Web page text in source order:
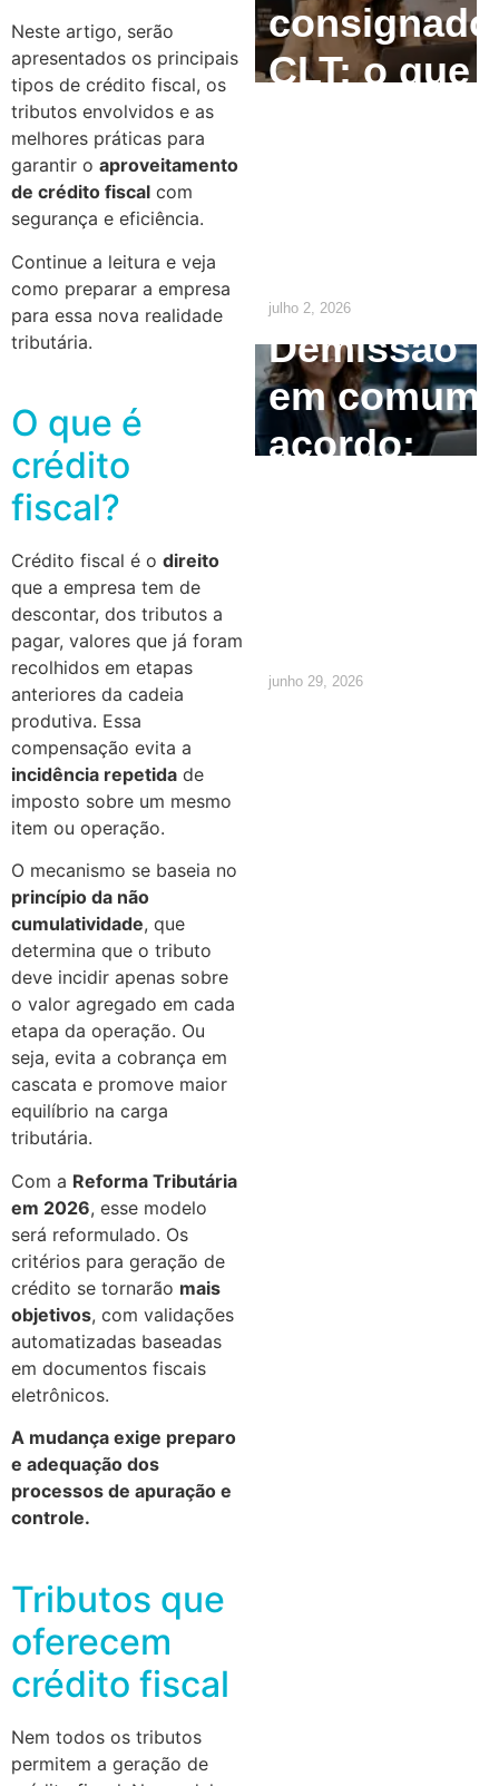
Neste artigo, serão
apresentados os principais
tipos de crédito fiscal, os
tributos envolvidos e as
melhores práticas para
garantir o aproveitamento
de crédito fiscal com
segurança e eficiência.
Continue a leitura e veja
como preparar a empresa
para essa nova realidade
tributária.
O que é
crédito
fiscal?
Crédito fiscal é o direito
que a empresa tem de
descontar, dos tributos a
pagar, valores que já foram
recolhidos em etapas
anteriores da cadeia
produtiva. Essa
compensação evita a
incidência repetida de
imposto sobre um mesmo
item ou operação.
O mecanismo se baseia no
princípio da não
cumulatividade, que
determina que o tributo
deve incidir apenas sobre
o valor agregado em cada
etapa da operação. Ou
seja, evita a cobrança em
cascata e promove maior
equilíbrio na carga
tributária.
Com a Reforma Tributária
em 2026, esse modelo
será reformulado. Os
critérios para geração de
crédito se tornarão mais
objetivos, com validações
automatizadas baseadas
em documentos fiscais
eletrônicos.
A mudança exige preparo
e adequação dos
processos de apuração e
controle.
Tributos que
oferecem
crédito fiscal
Nem todos os tributos
permitem a geração de
consignado
CLT: o que
julho 2, 2026
Demissão
em comum
acordo:
junho 29, 2026